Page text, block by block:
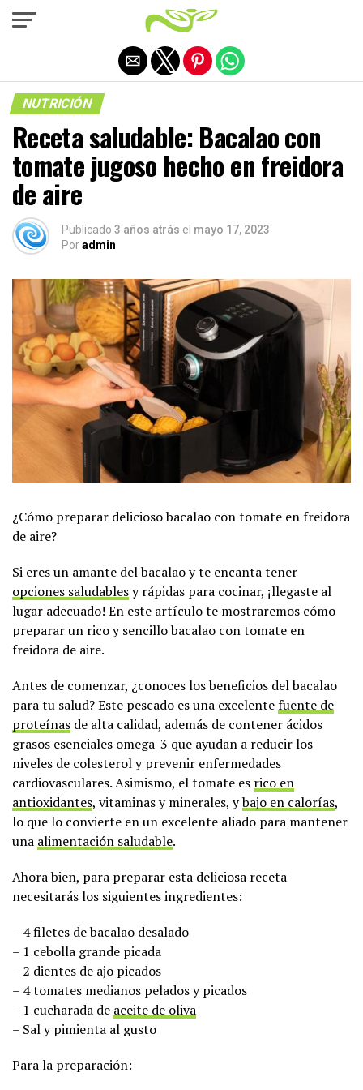
NUTRICIÓN
Receta saludable: Bacalao con
tomate jugoso hecho en freidora
de aire
Publicado 3 años atrás el mayo 17, 2023
Poradmin
¿Cómo preparar delicioso bacalao con tomate en freidora
de aire?
Si eres un amante del bacalao y te encanta tener
opciones saludablesy rápidas para cocinar, ¡llegaste al
lugar adecuado! En este artículo te mostraremos cómo
preparar un rico y sencillo bacalao con tomate en
freidora de aire.
Antes de comenzar, ¿conoces los beneficios del bacalao
para tu salud? Este pescado es una excelentefuente de
proteínas de alta calidad, además de contener ácidos
grasos esenciales omega-3 que ayudan a reducir los
niveles de colesterol y prevenir enfermedades
cardiovasculares. Asimismo, el tomate es rico en
antioxidantes, vitaminas y minerales, ybajo en calorías,
lo que lo convierte en un excelente aliado para mantener
una alimentación saludable.
Ahora bien, para preparar esta deliciosa receta
necesitarás los siguientes ingredientes:
– 4 filetes de bacalao desalado
– 1 cebolla grande picada
– 2 dientes de ajo picados
– 4 tomates medianos pelados y picados
– 1 cucharada de aceite de oliva
– Sal y pimienta al gusto
Para la preparación:
Salir de la versión móvil